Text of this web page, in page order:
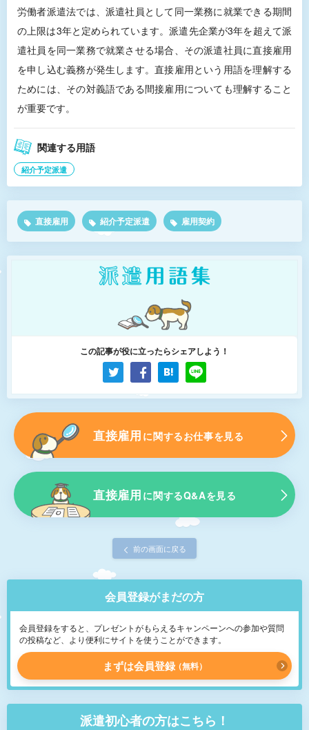
労働者派遣法では、派遣社員として同一業務に就業できる期間
の上限は3年と定められています。派遣先企業が3年を超えて派
遣社員を同一業務で就業させる場合、その派遣社員に直接雇用
を申し込む義務が発生します。直接雇用という用語を理解する
ためには、その対義語である間接雇用についても理解すること
が重要です。
関連する用語
紹介予定派遣
直接雇用 紹介予定派遣 雇用契約
この記事が役に立ったらシェアしよう！
直接雇用 に関するお仕事を見る
直接雇用 に関するQ&Aを見る
前の画面に戻る
会員登録がまだの方
会員登録をすると、プレゼントがもらえるキャンペーンへの参加や質問
の投稿など、より便利にサイトを使うことができます。
まずは会員登録 無料
派遣初心者の方はこちら！